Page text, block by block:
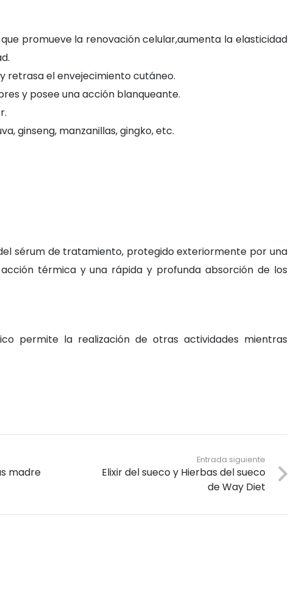
promueve la renovación celular,aumenta la elasticidad
retrasa el envejecimiento cutáneo.
y posee una acción blanqueante.
ginseng, manzanillas, gingko, etc.
sérum de tratamiento, protegido exteriormente por una
térmica y una rápida y profunda absorción de los
permite la realización de otras actividades mientras
madre
Entrada siguiente
Elixir del sueco y Hierbas del sueco
de Way Diet